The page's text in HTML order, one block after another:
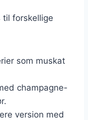
til forskellige
som muskat
champagne-
version med